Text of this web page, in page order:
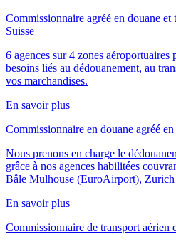
Commissionnaire agréé en douane et
Suisse
6 agences sur 4 zones aéroportuaires
besoins liés au dédouanement, au
vos marchandises.
En savoir plus
Commissionnaire en douane agréé
Nous prenons en charge le
grâce à nos agences habilitées
Bâle Mulhouse (EuroAirport), Zurich
En savoir plus
Commissionnaire de transport aérien